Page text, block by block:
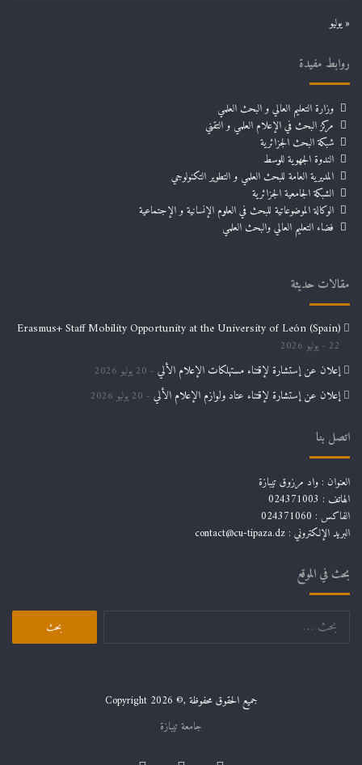
« يوليو
روابط مفيدة
وزارة التعليم العالي و البحث العلمي
مركز البحث في الإعلام العلمي و التقني
شبكة البحث الجزائرية
الندوة الجهوية للوسط
المديرية العامة للبحث العلمي و التطوير التكنولوجي
الشبكة الجامعية الجزائرية
الوكالة الموضوعاتية للبحث في العلوم الإنسانية و الإجتماعية
فضاء التعليم العالي والبحث العلمي
مقالات حديثة
Erasmus+ Staff Mobility Opportunity at the University of León (Spain)
22 يوليو 2026
إعلان عن إستشارة لإقتناء مستهلكات الإعلام الألي 20 يوليو 2026
إعلان عن إستشارة لإقتناء عتاد ولوازم الإعلام الألي 20 يوليو 2026
اتصل بنا
العنوان : واد مرزوق تيبازة
الهاتف : 024371003
الفاكس : 024371060
البريد الإلكتروني : contact@cu-tipaza.dz
بحث في الموقع
البحث
جميع الحقوق محفوظة ,© Copyright 2026
جامعة تيبازة